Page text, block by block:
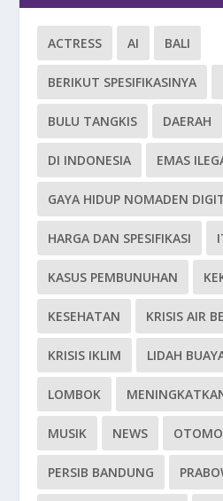
ACTRESS AI BALI
BERIKUT SPESIFIKASINYA
BULU TANGKIS DAERAH
DI INDONESIA EMAS
GAYA HIDUP NOMADEN
HARGA DAN SPESIFIKASI
KASUS PEMBUNUHAN
KESEHATAN KRISIS AIR
KRISIS IKLIM LIDAH
LOMBOK
MUSIK NEWS
PERSIB BANDUNG